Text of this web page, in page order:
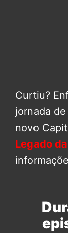
Curtiu?
jornada
novo
Legado